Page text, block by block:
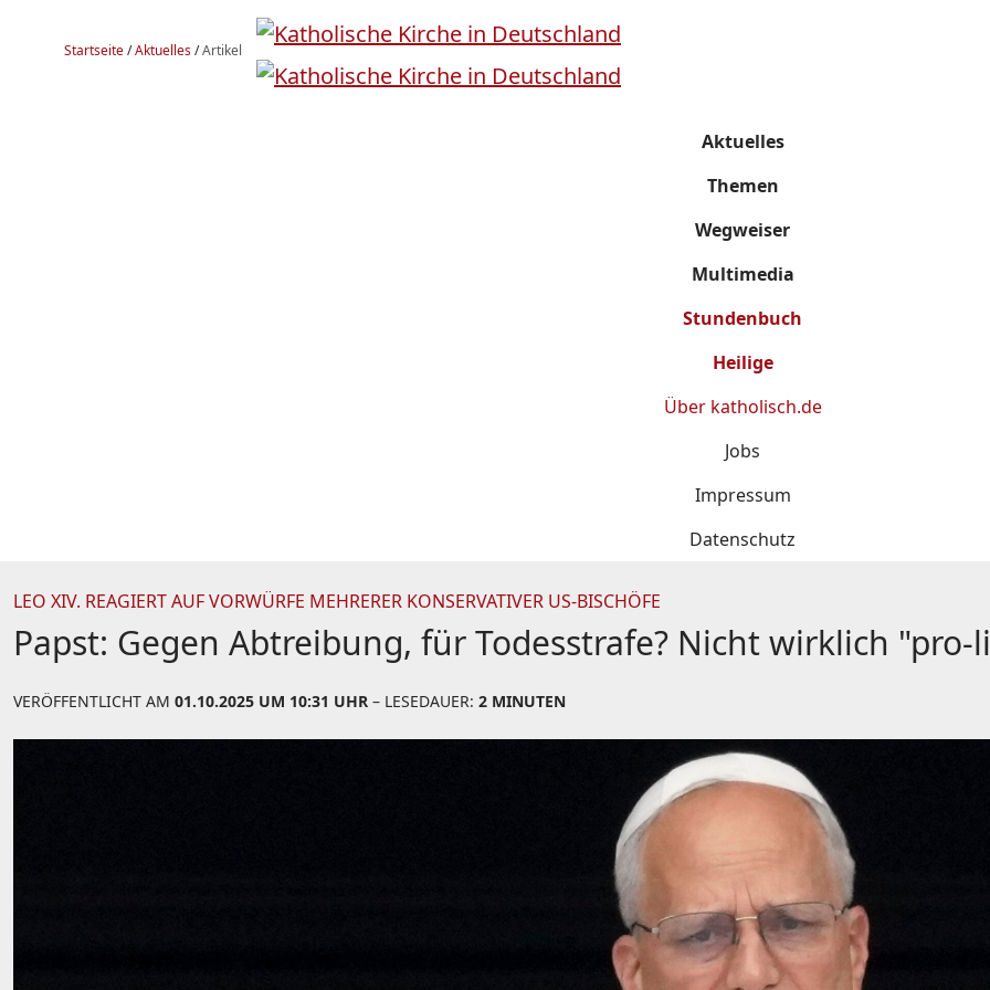
Startseite/Aktuelles/Artikel
Aktuelles
Themen
Wegweiser
Multimedia
Stundenbuch
Heilige
Über katholisch.de
Jobs
Impressum
Datenschutz
LEO XIV. REAGIERT AUF VORWÜRFE MEHRERER KONSERVATIVER US-BISCHÖFE
Papst: Gegen Abtreibung, für Todesstrafe? Nicht wirklich "pro-
VERÖFFENTLICHT AM 01.10.2025 UM 10:31 UHR – LESEDAUER: 2 MINUTEN